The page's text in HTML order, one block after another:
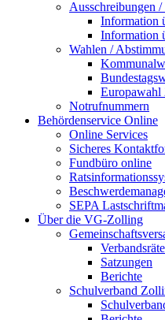
Ausschreibungen /
Information
Information
Wahlen /
Europawahl
Notrufnummern
Behördenservice Online
Online Services
Sicheres
Fundbüro online
SEPA
Über die VG-Zolling
Verbandsräte
Satzungen
Berichte
Schulverband